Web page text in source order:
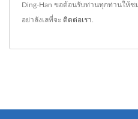
Ding-Han ขอต้อนรับท่านทุกท่านให้
อย่าลังเลที่จะ ติดต่อเรา